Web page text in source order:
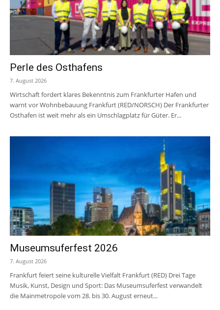
Perle des Osthafens
7. August 2026
Wirtschaft fordert klares Bekenntnis zum Frankfurter Hafen und
warnt vor Wohnbebauung Frankfurt (RED/NORSCH) Der Frankfurter
Osthafen ist weit mehr als ein Umschlagplatz für Güter. Er...
Museumsuferfest 2026
7. August 2026
Frankfurt feiert seine kulturelle Vielfalt Frankfurt (RED) Drei Tage
Musik, Kunst, Design und Sport: Das Museumsuferfest verwandelt
die Mainmetropole vom 28. bis 30. August erneut...